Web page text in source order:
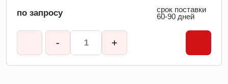
по запросу
срок поставки
60-90 дней
- +